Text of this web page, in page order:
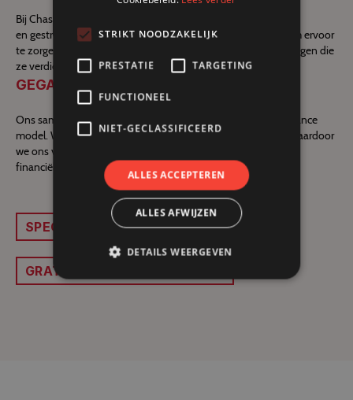
Bij Chasseur de Primes hanteren we een persoonlijke
en gestructureerde aanpak. We werken nauw met u samen om ervoor
te zorgen dat uw projecten de aandacht en ondersteuning krijgen die
ze verdienen.
GEGARANDEERDE RESULTATEN
Ons samenwerking is risicoloos dankzij ons pay-for-performance
model. We worden alleen betaald als u de premies behaalt, waardoor
we ons volledig engagement voor het maximaliseren van uw
financiële succes.
SPECIFIEKE PREMIES KRIJGEN
GRATIS ALGEMEEN DIAGNOSE
STRIKT NOODZAKELIJK
PRESTATIE TARGETING
FUNCTIONEEL
NIET-GECLASSIFICEERD
ALLES ACCEPTEREN
ALLES AFWIJZEN
DETAILS WEERGEVEN